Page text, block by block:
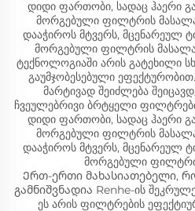
დიდი ფართობი, სადაც ჰაერი
მორგებული ფილტრის
დააჭიროს მტვერს, მცენარეულ
მორგებული ფილტრის
ტექნოლოგიაში არის გატეხილი
გაუმჯობესებული
მარტივად შეიძლება
ჩვეულებრივი ბრტყელი
დიდი ფართობი, სადაც ჰაერი
მორგებული ფილტრის
დააჭიროს მტვერს, მცენარეულ
მორგებული
Ერთ-ერთი მახასიათებელი,
გამნიშვნადია Renhe-ის
ეს არის ფილტრების